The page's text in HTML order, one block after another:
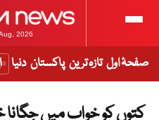
2026
صفحۂ اول تازہ ترین پاکستان دنیا
کتوں کو خواب میں